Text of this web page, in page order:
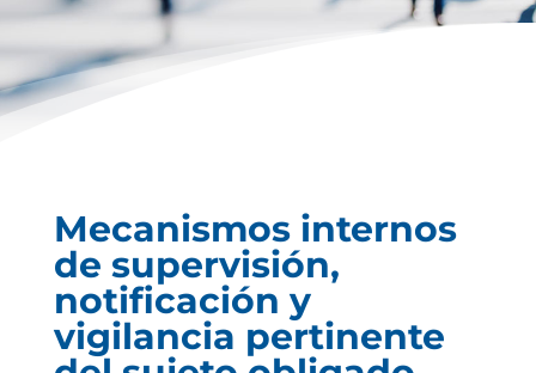
Mecanismos internos
de supervisión,
notificación y
vigilancia pertinente